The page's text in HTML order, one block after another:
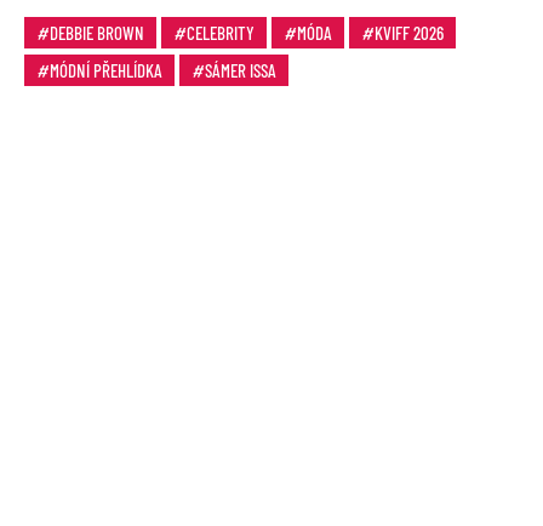
DEBBIE BROWN CELEBRITY MÓDA
KVIFF 2026
MÓDNÍ PŘEHLÍDKA
SÁMER ISSA